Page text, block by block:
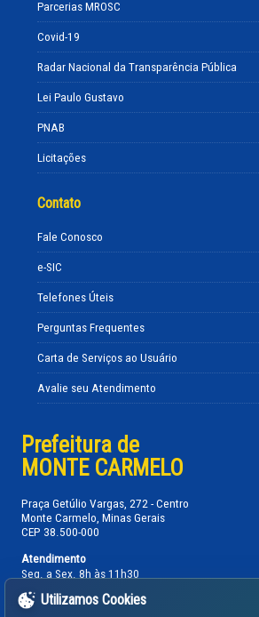
Parcerias MROSC
Covid-19
Radar Nacional da Transparência Pública
Lei Paulo Gustavo
PNAB
Licitações
Contato
Fale Conosco
e-SIC
Telefones Úteis
Perguntas Frequentes
Carta de Serviços ao Usuário
Avalie seu Atendimento
Prefeitura de
MONTE CARMELO
Praça Getúlio Vargas, 272 - Centro
Monte Carmelo, Minas Gerais
CEP 38.500-000
Atendimento
Seg. a Sex. 8h às 11h30
Utilizamos Cookies